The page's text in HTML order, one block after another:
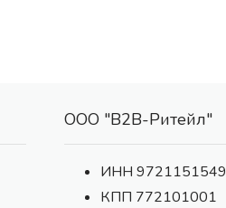
ООО "В2В-Ритейл"
ИНН 9721151549
КПП 772101001